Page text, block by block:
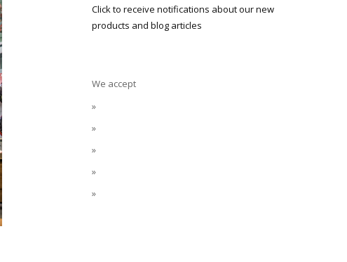
Click to receive notifications about our new
products and blog articles
We accept